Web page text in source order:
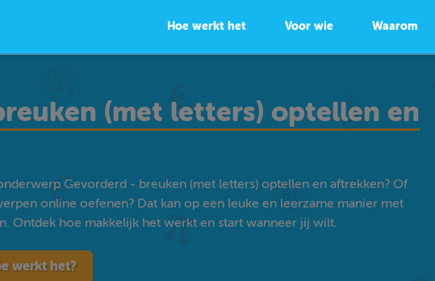
Hoe werkt het Voor wie Waarom
(met letters) optellen en
Gevorderd - breuken (met letters) optellen en aftrekken? Of
online oefenen? Dat kan op een leuke en leerzame manier met
Ontdek hoe makkelijk het werkt en start wanneer jij wilt.
werkt het?